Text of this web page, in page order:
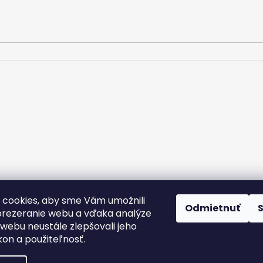
aby sme Vám umožnili
webu a vďaka analýze
neustále zlepšovali jeho
a použiteľnosť.
Odmietnuť
osobných údajov Kontakt Doprava a platba
Nálepky na zákazku